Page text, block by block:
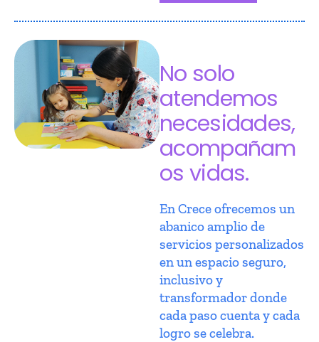
No solo
atendemos
necesidades,
acompañam
os vidas.
En Crece ofrecemos un
abanico amplio de
servicios personalizados
en un espacio seguro,
inclusivo y
transformador donde
cada paso cuenta y cada
logro se celebra.